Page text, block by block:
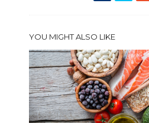
YOU MIGHT ALSO LIKE